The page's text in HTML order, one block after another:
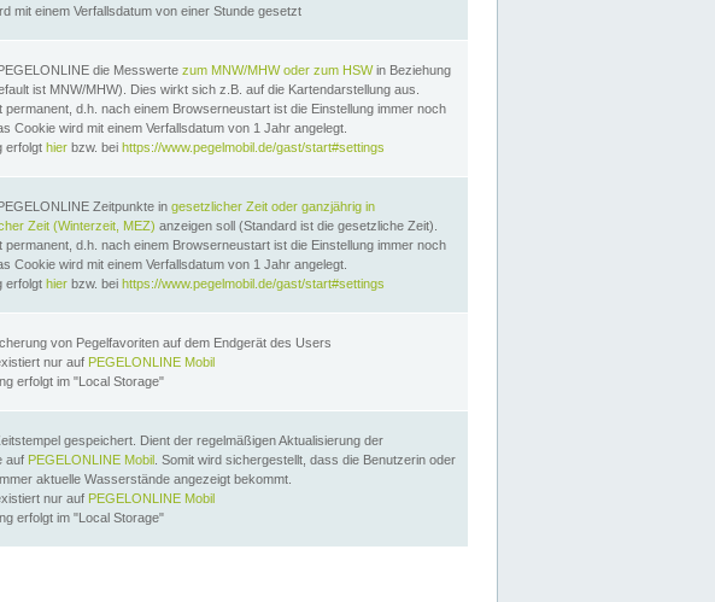
mit einem Verfallsdatum von einer Stunde gesetzt
die Messwerte zum MNW/MHW oder zum HSWin Beziehung
ist MNW/MHW). Dies wirkt sich z.B. auf die Kartendarstellung aus.
permanent, d.h. nach einem Browserneustart ist die Einstellung immer noch
Cookie wird mit einem Verfallsdatum von 1 Jahr angelegt.
erfolgt hier bzw. bei https://www.pegelmobil.de/gast/start#settings
Zeitpunkte in gesetzlicher Zeit oder ganzjährig in
Zeit (Winterzeit, MEZ) anzeigen soll (Standard ist die gesetzliche Zeit).
permanent, d.h. nach einem Browserneustart ist die Einstellung immer noch
Cookie wird mit einem Verfallsdatum von 1 Jahr angelegt.
erfolgt hier bzw. bei https://www.pegelmobil.de/gast/start#settings
von Pegelfavoriten auf dem Endgerät des Users
nur auf PEGELONLINE Mobil
erfolgt im "Local Storage"
gespeichert. Dient der regelmäßigen Aktualisierung der
auf PEGELONLINE Mobil . Somit wird sichergestellt, dass die Benutzerin oder
aktuelle Wasserstände angezeigt bekommt.
nur auf PEGELONLINE Mobil
erfolgt im "Local Storage"